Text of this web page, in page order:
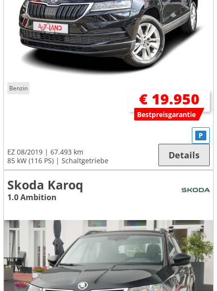
Benzin
€ 19.950
Bestpreisgarantie
EZ 08/2019
67.493 km
85 kW (116 PS)
Schaltgetriebe
P
Details
Skoda Karoq
1.0 Ambition